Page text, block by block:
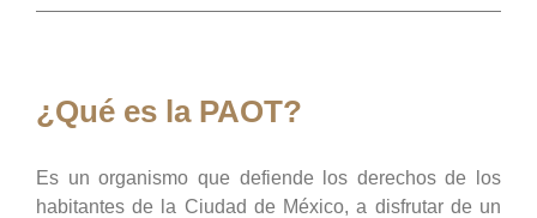
¿Qué es la PAOT?
Es un organismo que defiende los derechos de los
habitantes de la Ciudad de México, a disfrutar de un